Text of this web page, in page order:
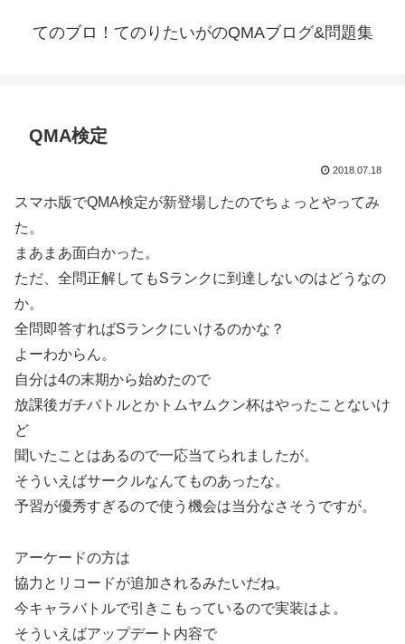
てのブロ！てのりたいがのQMAブログ&問題集
QMA検定
2018.07.18
スマホ版でQMA検定が新登場したのでちょっとやってみ
た。
まあまあ面白かった。
ただ、全問正解してもSランクに到達しないのはどうなの
か。
全問即答すればSランクにいけるのかな？
よーわからん。
自分は4の末期から始めたので
放課後ガチバトルとかトムヤムクン杯はやったことないけ
ど
聞いたことはあるので一応当てられましたが。
そういえばサークルなんてものあったな。
予習が優秀すぎるので使う機会は当分なさそうですが。
アーケードの方は
協力とリコードが追加されるみたいだね。
今キャラバトルで引きこもっているので実装はよ。
そういえばアップデート内容で